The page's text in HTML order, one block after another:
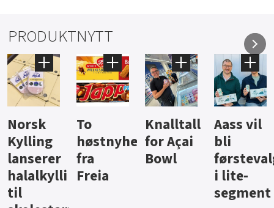
PRODUKTNYTT
Knalltall
for Açai
Bowl
Aass vil
bli
førstevalg
i lite-
Brus og
jus fra
Berentsen
Hard
iste fra
Hansa